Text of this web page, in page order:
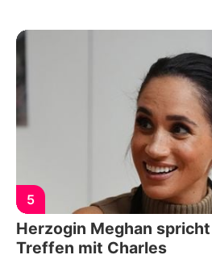
5
Herzogin Meghan
Treffen mit Charles